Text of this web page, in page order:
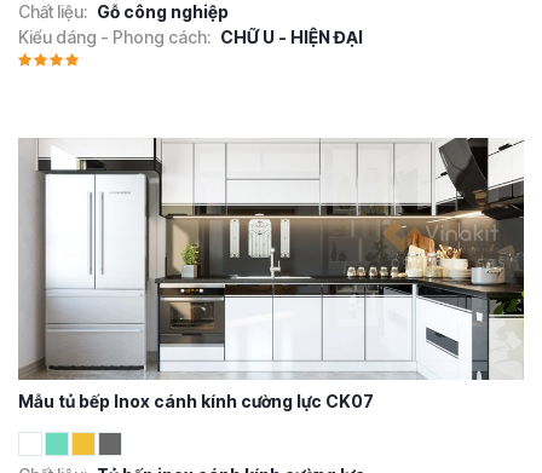
Chất liệu: Gỗ công nghiệp
Kiểu dáng - Phong cách: CHỮ U - HIỆN ĐẠI
Mẫu tủ bếp Inox cánh kính cường lực CK07